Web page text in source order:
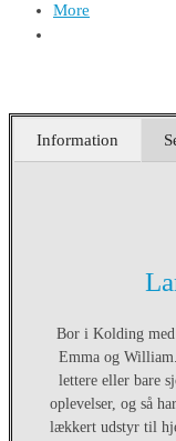
More
Information
Bor i Kolding
Emma og
lettere eller bare
oplevelser, og så
lækkert udstyr til